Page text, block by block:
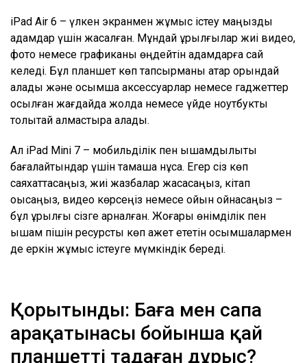
iPad Air 6 – үлкен экранмен жұмыс істеу маңызды
адамдар үшін жасалған. Мұндай құрылғылар жиі видео,
фото немесе графиканы өңдейтін адамдарға сай
келеді. Бұл планшет көп тапсырманы қатар орындай
алады және қосымша аксессуарлар немесе гаджеттер
қосылған жағдайда жолда немесе үйде ноутбукты
толықтай алмастыра алады.
Ал iPad Mini 7 – мобильділік пен ықшамдылықты
бағалайтындар үшін тамаша нұсқа. Егер сіз көп
саяхаттасаңыз, жиі жазбалар жасасаңыз, кітап
оқысаңыз, видео көрсеңіз немесе ойын ойнасаңыз –
бұл құрылғы сізге арналған. Жоғары өнімділік пен
ықшам пішін ресурсты көп қажет ететін қосымшалармен
де еркін жұмыс істеуге мүмкіндік береді.
Қорытынды: Баға мен сапа
арақатынасы бойынша қай
планшетті таңдаған дұрыс?